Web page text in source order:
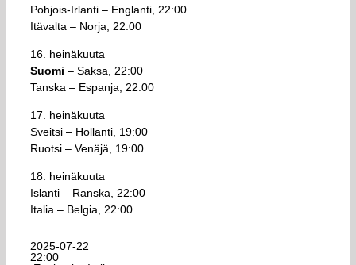
Pohjois-Irlanti – Englanti, 22:00
Itävalta – Norja, 22:00
16. heinäkuuta
Suomi – Saksa, 22:00
Tanska – Espanja, 22:00
17. heinäkuuta
Sveitsi – Hollanti, 19:00
Ruotsi – Venäjä, 19:00
18. heinäkuuta
Islanti – Ranska, 22:00
Italia – Belgia, 22:00
2025-07-22
22:00